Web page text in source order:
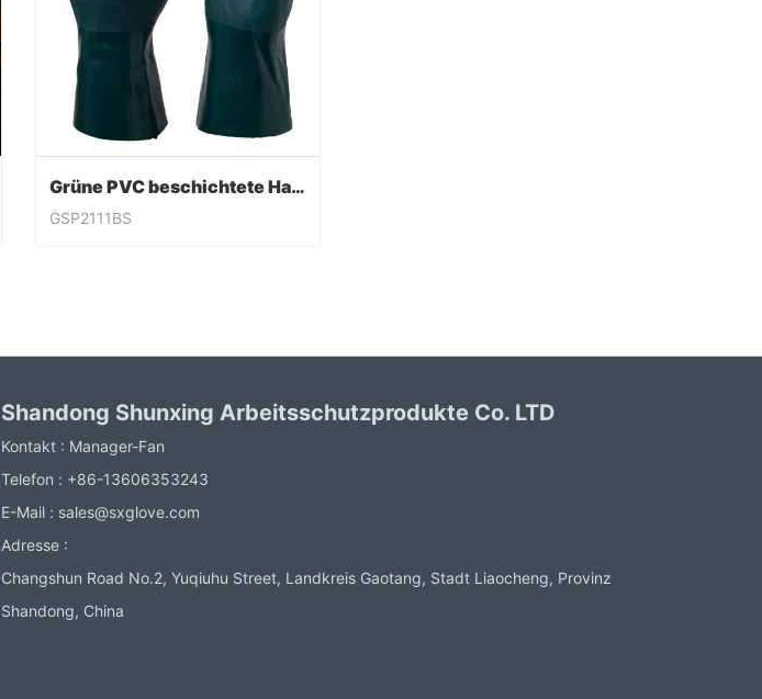
Grüne PVC beschichtete Handschuhe Sandy Finish
GSP2111BS
Shandong Shunxing Arbeitsschutzprodukte Co. LTD
Kontakt : Manager-Fan
Telefon : +86-13606353243
E-Mail : sales@sxglove.com
Adresse :
Changshun Road No.2, Yuqiuhu Street, Landkreis Gaotang, Stadt Liaocheng, Provinz
Shandong, China